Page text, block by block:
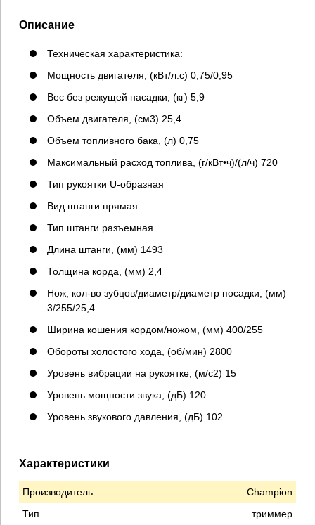
Описание
Техническая характеристика:
Мощность двигателя, (кВт/л.с) 0,75/0,95
Вес без режущей насадки, (кг) 5,9
Объем двигателя, (см3) 25,4
Объем топливного бака, (л) 0,75
Максимальный расход топлива, (г/кВт•ч)/(л/ч) 720
Тип рукоятки U-образная
Вид штанги прямая
Тип штанги разъемная
Длина штанги, (мм) 1493
Толщина корда, (мм) 2,4
Нож, кол-во зубцов/диаметр/диаметр посадки, (мм)
3/255/25,4
Ширина кошения кордом/ножом, (мм) 400/255
Обороты холостого хода, (об/мин) 2800
Уровень вибрации на рукоятке, (м/с2) 15
Уровень мощности звука, (дБ) 120
Уровень звукового давления, (дБ) 102
Характеристики
Производитель
Champion
Тип
триммер